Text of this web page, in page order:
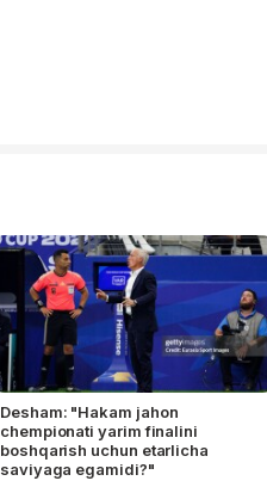
Desham: "Hakam jahon
chempionati yarim finalini
boshqarish uchun etarlicha
saviyaga egamidi?"